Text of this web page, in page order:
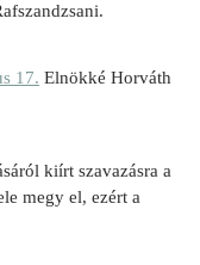
17. Elnökké Horváth
kiírt szavazásra a
megy el, ezért a